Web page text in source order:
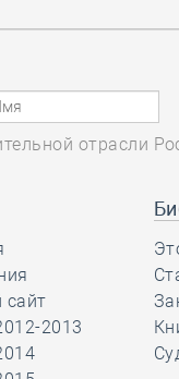
отрасли
сайт
2013